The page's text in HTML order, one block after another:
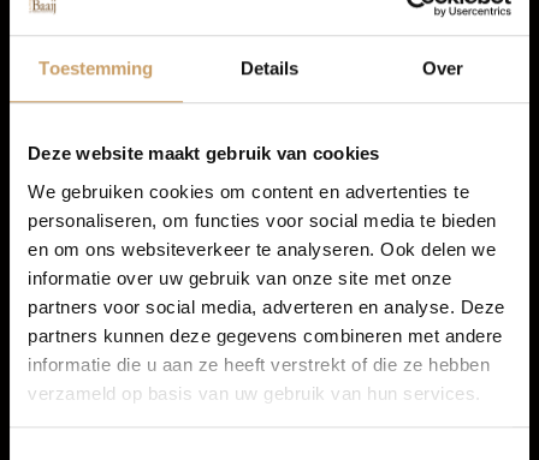
Toestemming Details Over
Deze website maakt gebruik van cookies
We gebruiken cookies om content en advertenties te
personaliseren, om functies voor social media te bieden
en om ons websiteverkeer te analyseren. Ook delen we
informatie over uw gebruik van onze site met onze
partners voor social media, adverteren en analyse. Deze
partners kunnen deze gegevens combineren met andere
informatie die u aan ze heeft verstrekt of die ze hebben
verzameld op basis van uw gebruik van hun services.
Infotainment
Navigatiesysteem full map
Multimedia-voorbereiding
Radio cd speler
Rondomzicht camera
Autolease
Financiering
Autoverzekeringen
Verkoop
Auto onderhoud